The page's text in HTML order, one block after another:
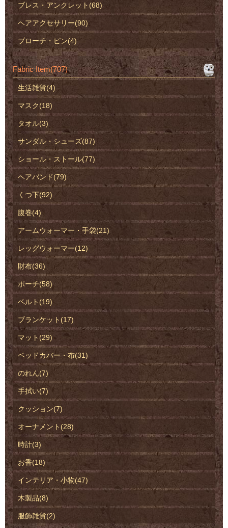
ブレス・アンクレット(68)
ヘアアクセサリー(90)
ブローチ・ピン(4)
Fabric Item(707)
生活雑貨(4)
マスク(18)
タオル(3)
サンダル・シューズ(87)
ショール・ストール(77)
ヘアバンド(79)
くつ下(92)
腹巻(4)
アームウォーマー・手袋(21)
レッグウォーマー(12)
財布(36)
ポーチ(58)
ベルト(19)
ブランケット(17)
マット(29)
ベッドカバー・布(31)
のれん(7)
手拭い(7)
クッション(7)
オーナメント(28)
時計(3)
お香(18)
インテリア・小物(47)
木製品(8)
服飾雑貨(2)